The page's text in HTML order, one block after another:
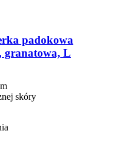
padokowa
granatowa, L
skóry